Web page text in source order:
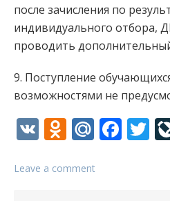
после зачисления по
индивидуального
проводить
9. Поступление
возможностями не
VK Mail.Ru
Leave a comment